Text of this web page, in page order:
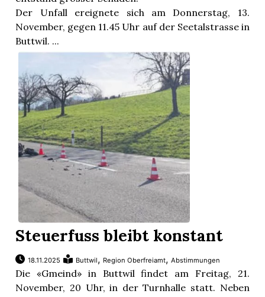
Der Unfall ereignete sich am Donnerstag, 13.
November, gegen 11.45 Uhr auf der Seetalstrasse in
Buttwil. ...
Steuerfuss bleibt konstant
18.11.2025 Buttwil, Region Oberfreiamt,Abstimmungen
Die «Gmeind» in Buttwil findet am Freitag, 21.
November, 20 Uhr, in der Turnhalle statt. Neben